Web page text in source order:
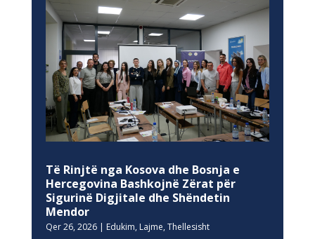
Të Rinjtë nga Kosova dhe Bosnja e
Hercegovina Bashkojnë Zërat për
Sigurinë Digjitale dhe Shëndetin
Mendor
Qer 26, 2026| Edukim, Lajme, Thellesisht